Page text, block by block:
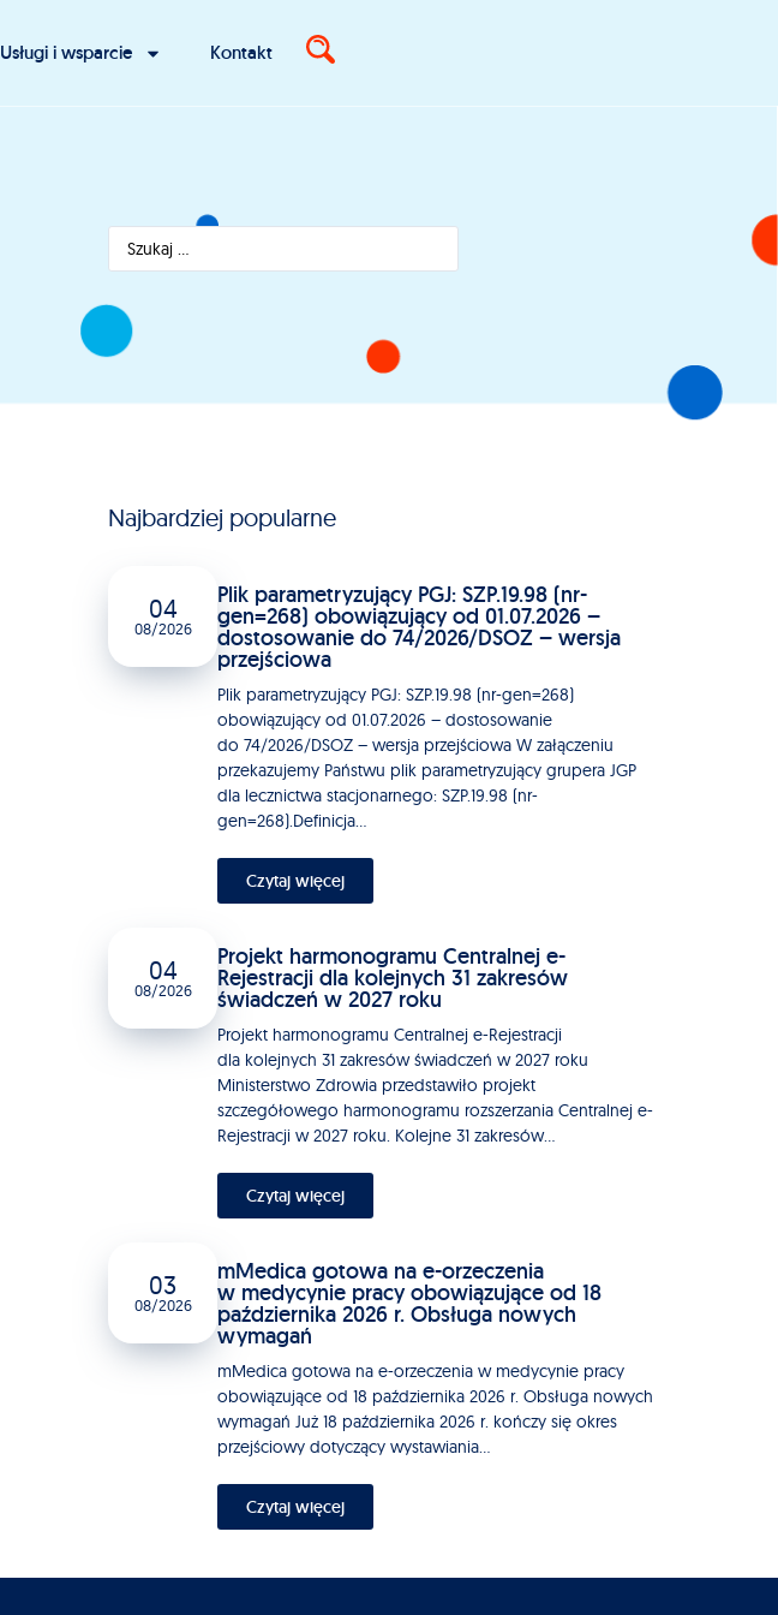
Usługi i wsparcie Kontakt
Najbardziej popularne
04
08/2026
Plik parametryzujący PGJ: SZP.19.98 (nr-
gen=268) obowiązujący od 01.07.2026 –
dostosowanie do 74/2026/DSOZ – wersja
przejściowa
Plik parametryzujący PGJ: SZP.19.98 (nr-gen=268)
obowiązujący od 01.07.2026 – dostosowanie
do 74/2026/DSOZ – wersja przejściowa W załączeniu
przekazujemy Państwu plik parametryzujący grupera JGP
dla lecznictwa stacjonarnego: SZP.19.98 (nr-
gen=268).Definicja...
Czytaj więcej
04
08/2026
Projekt harmonogramu Centralnej e-
Rejestracji dla kolejnych 31 zakresów
świadczeń w 2027 roku
Projekt harmonogramu Centralnej e-Rejestracji
dla kolejnych 31 zakresów świadczeń w 2027 roku
Ministerstwo Zdrowia przedstawiło projekt
szczegółowego harmonogramu rozszerzania Centralnej e-
Rejestracji w 2027 roku. Kolejne 31 zakresów...
Czytaj więcej
03
08/2026
mMedica gotowa na e-orzeczenia
w medycynie pracy obowiązujące od 18
października 2026 r. Obsługa nowych
wymagań
mMedica gotowa na e-orzeczenia w medycynie pracy
obowiązujące od 18 października 2026 r. Obsługa nowych
wymagań Już 18 października 2026 r. kończy się okres
przejściowy dotyczący wystawiania...
Czytaj więcej